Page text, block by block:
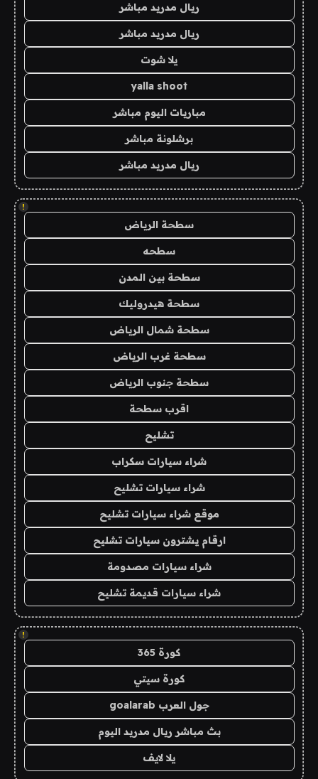
ريال مدريد مباشر
ريال مدريد مباشر
يلا شوت
yalla shoot
مباريات اليوم مباشر
برشلونة مباشر
ريال مدريد مباشر
!
سطحة الرياض
سطحه
سطحة بين المدن
سطحة هيدروليك
سطحة شمال الرياض
سطحة غرب الرياض
سطحة جنوب الرياض
اقرب سطحة
تشليح
شراء سيارات سكراب
شراء سيارات تشليح
موقع شراء سيارات تشليح
ارقام يشترون سيارات تشليح
شراء سيارات مصدومة
شراء سيارات قديمة تشليح
!
كورة 365
كورة سيتي
جول العرب goalarab
بث مباشر ريال مدريد اليوم
يلا لايف